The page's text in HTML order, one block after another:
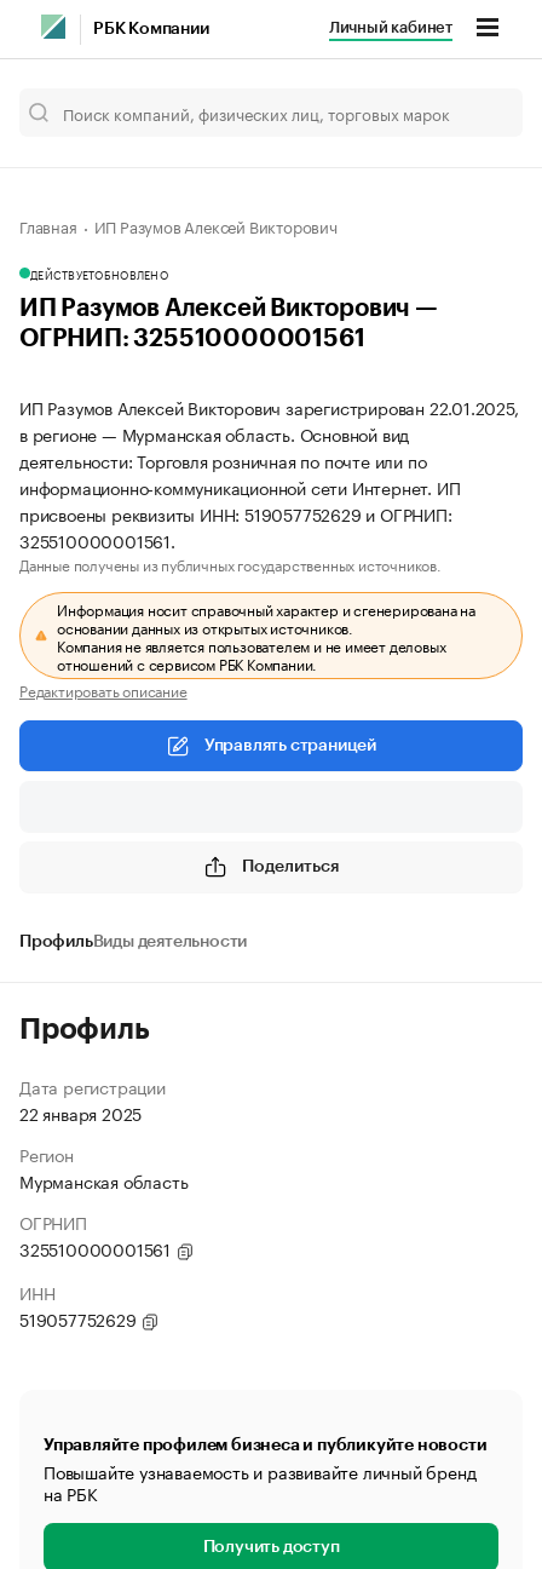
РБК Компании Личный кабинет
Главная ИП Разумов Алексей Викторович
ДЕЙСТВУЕТОБНОВЛЕНО
ИП Разумов Алексей Викторович —
ОГРНИП: 325510000001561
ИП Разумов Алексей Викторович зарегистрирован 22.01.2025,
в регионе — Мурманская область. Основной вид
деятельности: Торговля розничная по почте или по
информационно-коммуникационной сети Интернет. ИП
присвоены реквизиты ИНН: 519057752629 и ОГРНИП:
325510000001561.
Данные получены из публичных государственных источников.
Информация носит справочный характер и сгенерирована на
основании данных из открытых источников.
Компания не является пользователем и не имеет деловых
отношений с сервисом РБК Компании.
Редактировать описание
Управлять страницей
Поделиться
ПрофильВиды деятельности
Профиль
Дата регистрации
22 января 2025
Регион
Мурманская область
ОГРНИП
325510000001561
ИНН
519057752629
Управляйте профилем бизнеса и публикуйте новости
Повышайте узнаваемость и развивайте личный бренд
на РБК
Получить доступ